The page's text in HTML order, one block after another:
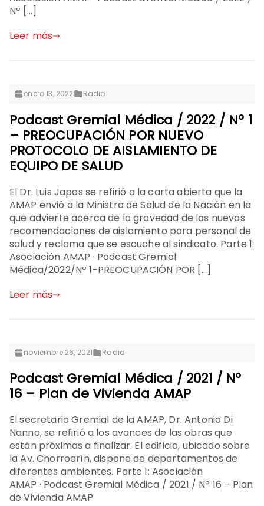
Nº […]
Leer más
enero 13, 2022 Radio
Podcast Gremial Médica / 2022 / Nº 1
– PREOCUPACIÓN POR NUEVO
PROTOCOLO DE AISLAMIENTO DE
EQUIPO DE SALUD
El Dr. Luis Japas se refirió a la carta abierta que la
AMAP envió a la Ministra de Salud de la Nación en la
que advierte acerca de la gravedad de las nuevas
recomendaciones de aislamiento para personal de
salud y reclama que se escuche al sindicato. Parte 1:
Asociación AMAP · Podcast Gremial
Médica/2022/Nº 1-PREOCUPACIÓN POR […]
Leer más
noviembre 26, 2021 Radio
Podcast Gremial Médica / 2021 / Nº
16 – Plan de Vivienda AMAP
El secretario Gremial de la AMAP, Dr. Antonio Di
Nanno, se refirió a los avances de las obras que
están próximas a finalizar. El edificio, ubicado sobre
la Av. Chorroarín, dispone de departamentos de
diferentes ambientes. Parte 1: Asociación
AMAP · Podcast Gremial Médica / 2021 / Nº 16 – Plan
de Vivienda AMAP